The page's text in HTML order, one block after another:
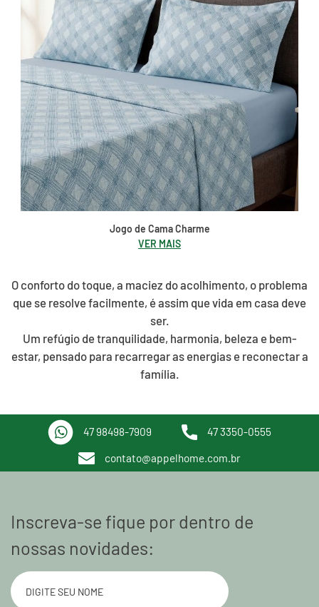
Jogo de Cama Charme
VER MAIS
O conforto do toque, a maciez do acolhimento, o problema
que se resolve facilmente, é assim que vida em casa deve
ser.
Um refúgio de tranquilidade, harmonia, beleza e bem-
estar, pensado para recarregar as energias e reconectar a
família.
47 98498-7909 47 3350-0555
contato@appelhome.com.br
Inscreva-se fique por dentro de
nossas novidades: